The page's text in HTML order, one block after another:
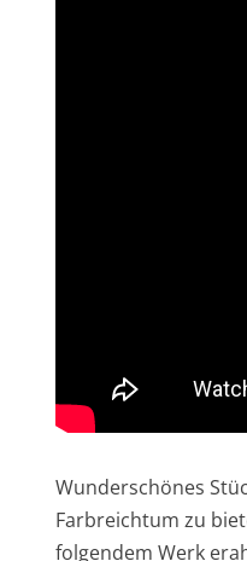
Wunderschönes
Farbreichtum zu
folgendem Werk